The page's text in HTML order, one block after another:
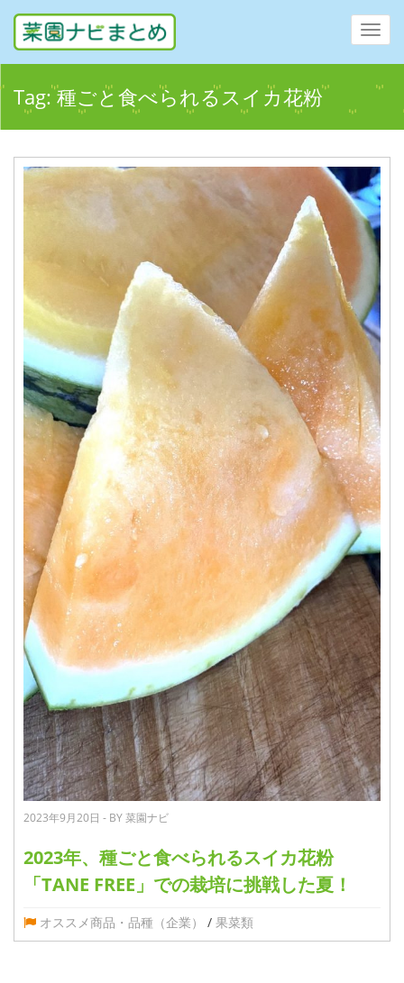
Tag:種ごと食べられるスイカ花粉
2023年9月20日 - BY 菜園ナビ
2023年、種ごと食べられるスイカ花粉
「TANE FREE」での栽培に挑戦した夏！
オススメ商品・品種（企業） / 果菜類